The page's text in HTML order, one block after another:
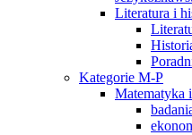
Literatura i
Kategorie M-P
Matematyka